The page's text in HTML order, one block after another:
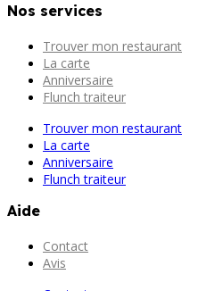
Nos services
Trouver mon restaurant
La carte
Anniversaire
Flunch traiteur
Trouver mon restaurant
La carte
Anniversaire
Flunch traiteur
Aide
Contact
Avis